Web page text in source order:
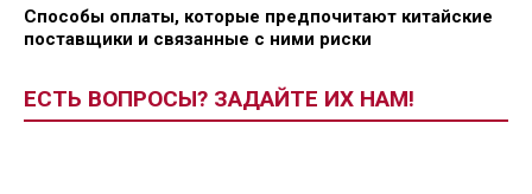
Способы оплаты, которые предпочитают китайские
поставщики и связанные с ними риски
ЕСТЬ ВОПРОСЫ? ЗАДАЙТЕ ИХ НАМ!